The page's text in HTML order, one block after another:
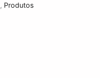
, Produtos